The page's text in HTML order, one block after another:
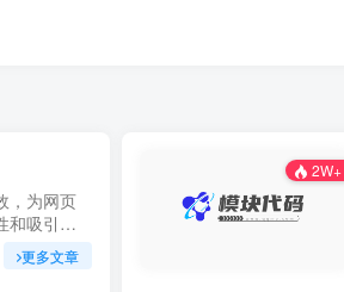
，为网页
和吸引
验更多文章
2W+